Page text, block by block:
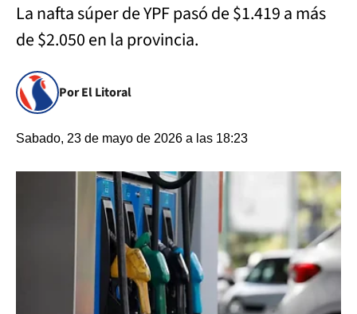
La nafta súper de YPF pasó de $1.419 a más
de $2.050 en la provincia.
Por El Litoral
Sabado, 23 de mayo de 2026 a las 18:23